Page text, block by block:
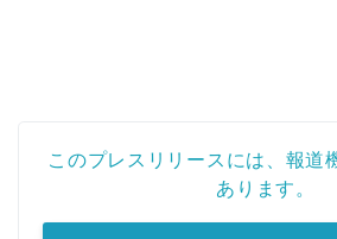
このプレスリリースには、報道
あります。